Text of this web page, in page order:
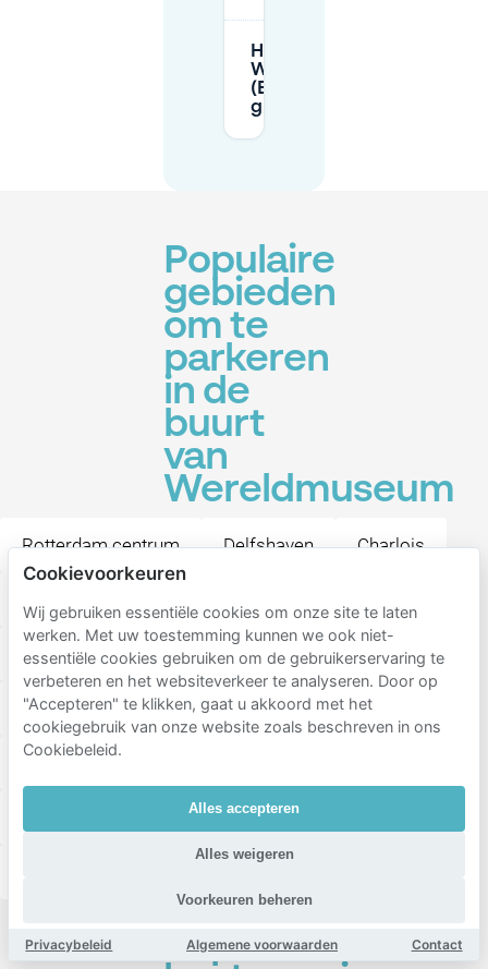
Hoe rijd ik naar het
Wereldmuseumgebied
(Erasmusbrug-
guidance)?
Populaire
gebieden
om te
parkeren
in de
buurt
van
Wereldmuseum
Rotterdam centrum Delfshaven Charlois
Katendrecht Noordereiland Cool district
Stadsdriehoek Oude Westen
Delfshaven
Populaire
Cookievoorkeuren
Wij gebruiken essentiële cookies om onze site te laten
werken. Met uw toestemming kunnen we ook niet-
essentiële cookies gebruiken om de gebruikerservaring te
verbeteren en het websiteverkeer te analyseren. Door op
"Accepteren" te klikken, gaat u akkoord met het
cookiegebruik van onze website zoals beschreven in ons
Cookiebeleid.
Alles accepteren
Alles weigeren
Voorkeuren beheren
Privacybeleid Algemene voorwaarden Contact